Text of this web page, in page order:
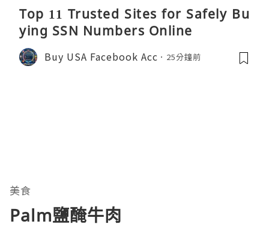
Top 11 Trusted Sites for Safely Bu
ying SSN Numbers Online
Buy USA Facebook Acc 25分鐘前
美食
Palm鹽醃牛肉